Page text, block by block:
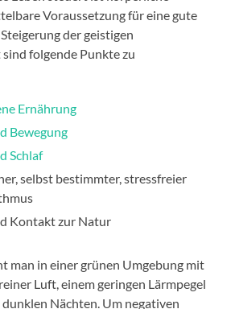
Voraussetzung für eine gute
der geistigen
folgende Punkte zu
Ernährung
Bewegung
Schlaf
selbst bestimmter, stressfreier
Kontakt zur Natur
man in einer grünen Umgebung mit
Luft, einem geringen Lärmpegel
Nächten. Um negativen